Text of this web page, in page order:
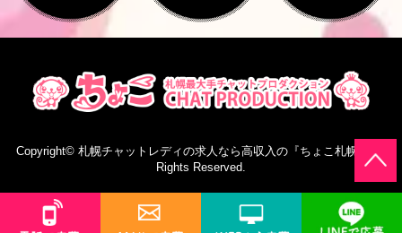
Copyright© 札幌チャットレディの求人なら高収入の『ちょこ札幌』
All
Rights Reserved.